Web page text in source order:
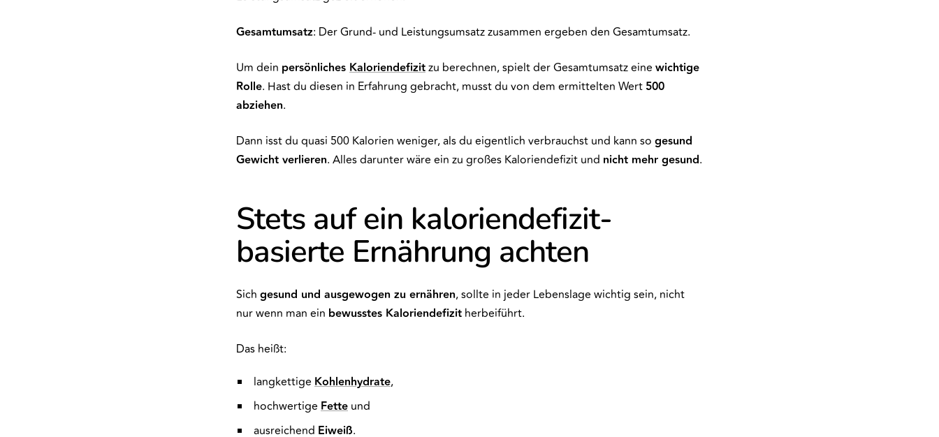
Gesamtumsatz: Der Grund- und Leistungsumsatz zusammen ergeben den Gesamtumsatz.
Um dein persönliches Kaloriendefizitzu berechnen, spielt der Gesamtumsatz eine wichtige
Rolle. Hast du diesen in Erfahrung gebracht, musst du von dem ermittelten Wert500
abziehen.
Dann isst du quasi 500 Kalorien weniger, als du eigentlich verbrauchst und kann so gesund
Gewicht verlieren. Alles darunter wäre ein zu großes Kaloriendefizit und nicht mehr gesund.
Stets auf ein kaloriendefizit-
basierte Ernährung achten
Sich gesund und ausgewogen zu ernähren, sollte in jeder Lebenslage wichtig sein, nicht
nur wenn man ein bewusstes Kaloriendefizit herbeiführt.
Das heißt:
langkettige Kohlenhydrate,
hochwertige Fette und
ausreichend Eiweiß.